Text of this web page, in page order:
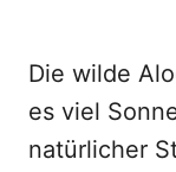
Die wilde
es viel
natürlicher